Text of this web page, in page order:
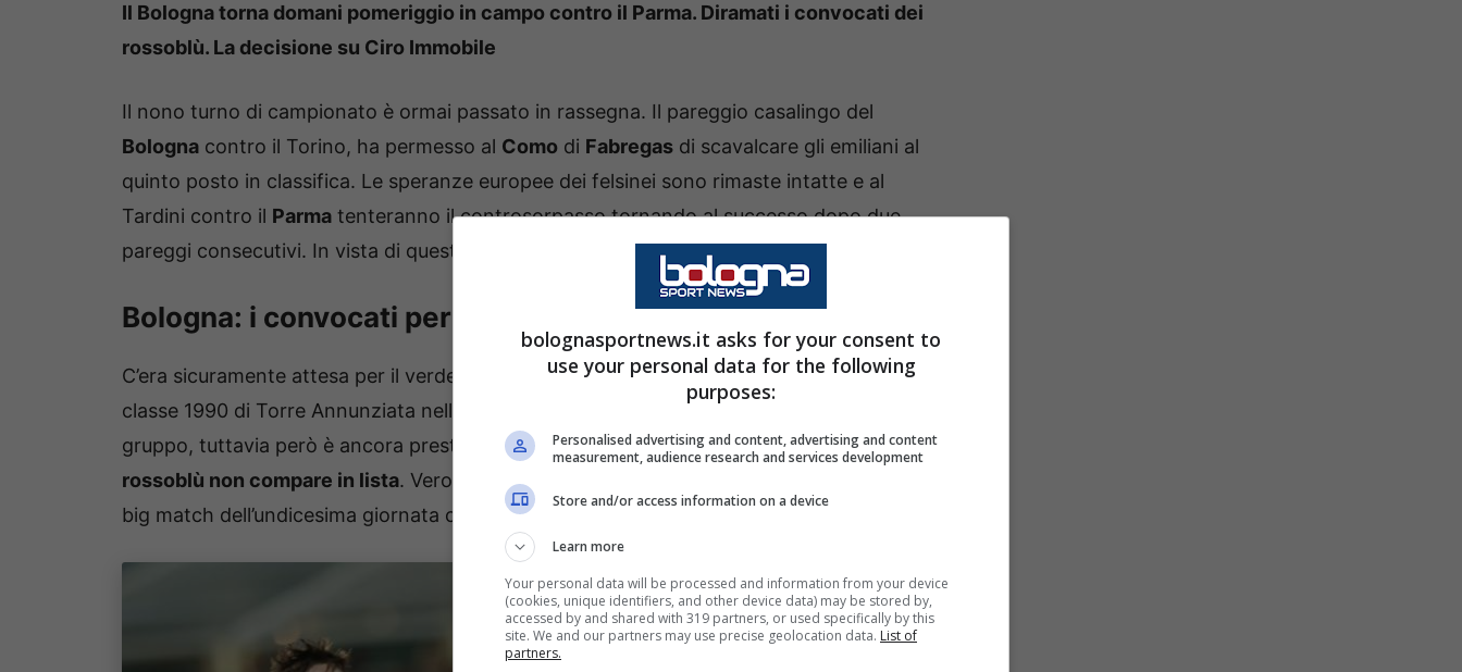
Il Bologna torna domani pomeriggio in campo contro il Parma. Diramati i convocati dei
rossoblù. La decisione su Ciro Immobile
Il nono turno di campionato è ormai passato in rassegna. Il pareggio casalingo del
Bologna contro il Torino, ha permesso al Como di Fabregas di scavalcare gli emiliani al
quinto posto in classifica. Le speranze europee dei felsinei sono rimaste intatte e al
Tardini contro il Parma tenteranno il controsorpasso tornando al successo dopo due
pareggi consecutivi. In vista di questo derby, il Bologna ha reso noti poco fa i convocati.
Bologna: i convocati per la trasferta di Parma
C’era sicuramente attesa per il verdetto sulla presenza di CiroImmobile. Il bomber
classe 1990 di Torre Annunziata nella giornata di ieri aveva lavorato parzialmente in
gruppo, tuttavia però è ancora presto per vederlo in campo. Infatti l’attaccante
rossoblù non compare in lista. Verosimilmente tenterà a tornare a disposizione per il
big match dell’undicesima giornata contro ilNapoli
bolognasportnews.it asks for your consent to
use your personal data for the following
purposes:
Personalised advertising and content, advertising and content
measurement, audience research and services development
Store and/or access information on a device
Learn more
Your personal data will be processed and information from your device
(cookies, unique identifiers, and other device data) may be stored by,
accessed by and shared with 319 partners, or used specifically by this
site. We and our partners may use precise geolocation data. List of
partners.